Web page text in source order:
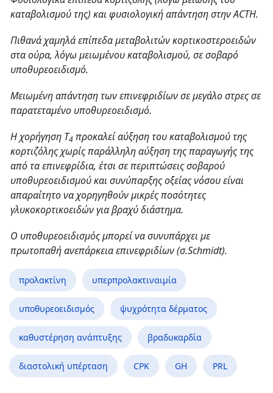
καταβολισμού της) και φυσιολογική απάντηση στην ACTH.
Πιθανά χαμηλά επίπεδα μεταβολιτών κορτικοστεροειδών
στα ούρα, λόγω μειωμένου καταβολισμού, σε σοβαρό
υποθυρεοειδισμό.
Μειωμένη απάντηση των επινεφριδίων σε μεγάλο στρες σε
παρατεταμένο υποθυρεοειδισμό.
Η χορήγηση Τ4 προκαλεί αύξηση του καταβολισμού της
κορτιζόλης χωρίς παράλληλη αύξηση της παραγωγής της
από τα επινεφρίδια, έτσι σε περιπτώσεις σοβαρού
υποθυρεοειδισμού και συνύπαρξης οξείας νόσου είναι
απαραίτητο να χορηγηθούν μικρές ποσότητες
γλυκοκορτικοειδών για βραχύ διάστημα.
Ο υποθυρεοειδισμός μπορεί να συνυπάρχει με
πρωτοπαθή ανεπάρκεια επινεφριδίων (σ.Schmidt).
προλακτίνη υπερπρολακτιναιμία
υποθυρεοειδισμός ψυχρότητα δέρματος
καθυστέρηση ανάπτυξης βραδυκαρδία
διαστολική υπέρταση CPK GH PRL